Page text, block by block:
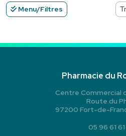
Menu/Filtres
Pharmacie du
Centre Commercial
Route du
97200 Fort-de-
05 96 61